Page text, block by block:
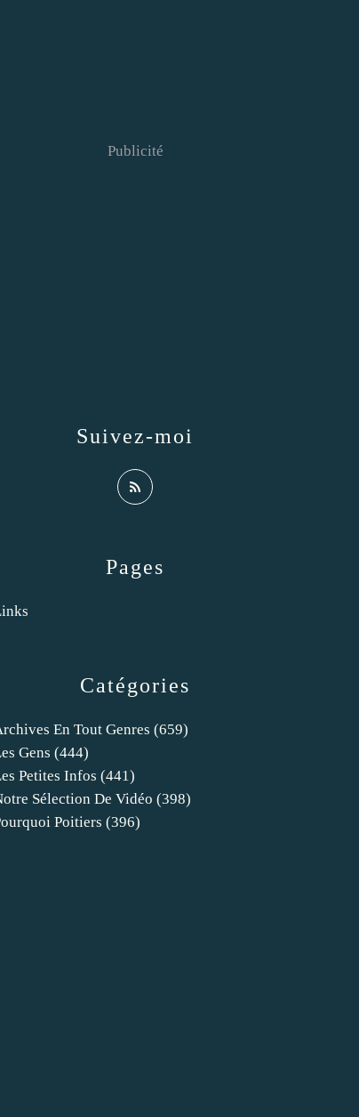
Catégories
En Tout Genres (659)
Gens (444)
Petites Infos (441)
Sélection De Vidéo (398)
Poitiers (396)
Pages
Suivez-moi
Publicité